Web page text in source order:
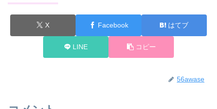
X Facebook はてブ
LINE コピー
56awase